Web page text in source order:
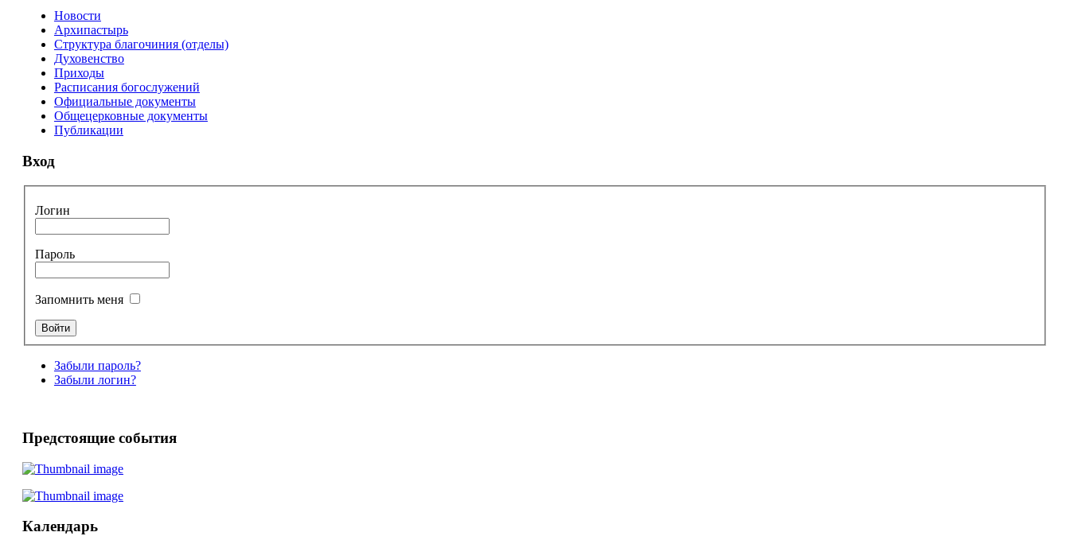
Новости
Архипастырь
Структура благочиния (отделы)
Духовенство
Приходы
Расписания богослужений
Официальные документы
Общецерковные документы
Публикации
Вход
Логин
Пароль
Запомнить меня
Забыли пароль?
Забыли логин?
Предстоящие события
Календарь